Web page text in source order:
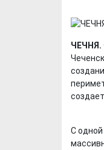
ЧЕЧНЯ.
С